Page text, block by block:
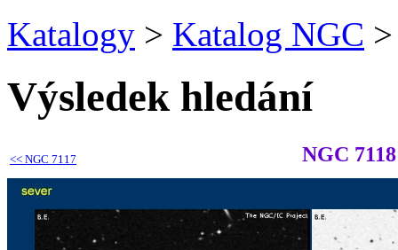
Katalogy > Katalog NGC >
Výsledek hledání
<< NGC 7117 NGC 7118